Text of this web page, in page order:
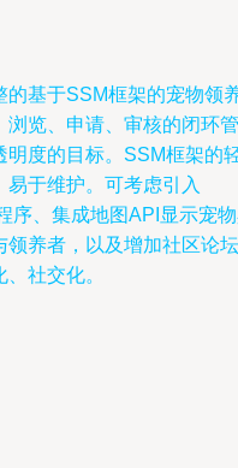
基于SSM框架的宠物领
览、申请、审核的闭环管
度的目标。SSM框架的
于维护。可考虑引入
序、集成地图API显示宠
养者，以及增加社区论坛
社交化。